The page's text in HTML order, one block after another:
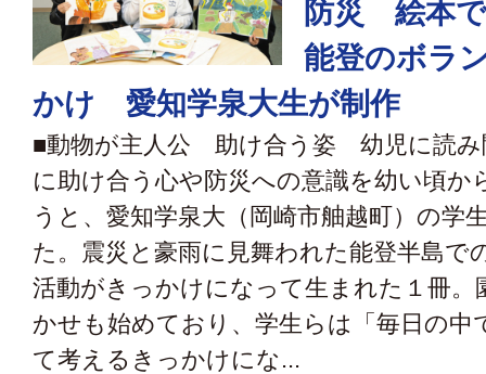
防災 絵本
能登のボラ
かけ 愛知学泉大生が制作
■動物が主人公 助け合う姿 幼児に読
に助け合う心や防災への意識を幼い頃か
うと、愛知学泉大（岡崎市舳越町）の学
た。震災と豪雨に見舞われた能登半島で
活動がきっかけになって生まれた１冊。
かせも始めており、学生らは「毎日の中
て考えるきっかけにな...